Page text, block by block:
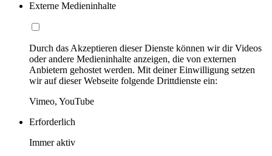
Externe Medieninhalte
Durch das Akzeptieren dieser Dienste können wir dir Videos
oder andere Medieninhalte anzeigen, die von externen
Anbietern gehostet werden. Mit deiner Einwilligung setzen
wir auf dieser Webseite folgende Drittdienste ein:
Vimeo, YouTube
Erforderlich
Immer aktiv